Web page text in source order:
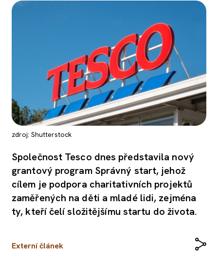
PORADNA
zdroj: Shutterstock
Společnost Tesco dnes představila nový
grantový program Správný start, jehož
cílem je podpora charitativních projektů
zaměřených na děti a mladé lidi, zejména
ty, kteří čelí složitějšímu startu do života.
Externí článek